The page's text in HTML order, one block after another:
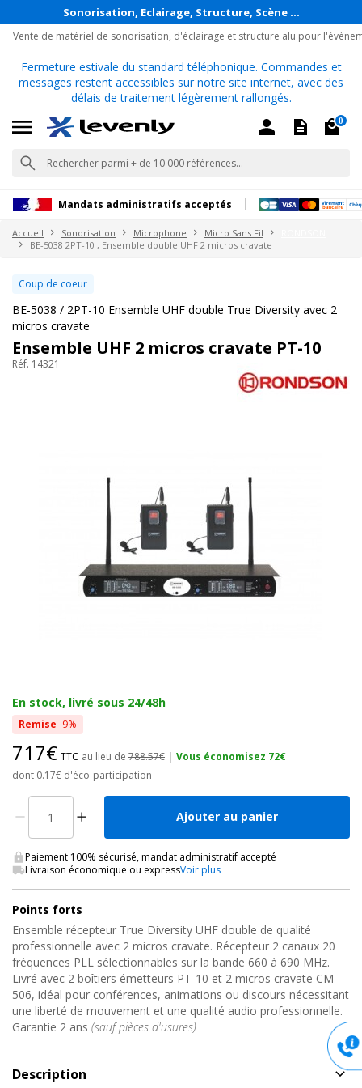
Sonorisation, Eclairage, Structure, Scène ...
Vente de matériel de sonorisation, d'éclairage et structure alu pour
Fermeture estivale du standard téléphonique. Commandes et
messages restent accessibles sur notre site internet, avec des
délais de traitement légèrement rallongés.
0
Mandats administratifs acceptés
Accueil Sonorisation Microphone Micro Sans Fil
BE-5038 2PT-10 , Ensemble double UHF 2 micros cravate
Coup de coeur
BE-5038 / 2PT-10 Ensemble UHF double True Diversity avec 2
micros cravate
Ensemble UHF 2 micros cravate PT-10
Réf. 14321
En stock, livré sous 24/48h
Remise -9%
717€ TTC au lieu de 788.57€ | Vous économisez 72€
dont 0.17€ d'éco-participation
Ajouter au panier
Paiement 100% sécurisé, mandat administratif accepté
Livraison économique ou expressVoir plus
Points forts
Ensemble récepteur True Diversity UHF double de qualité
professionnelle avec 2 micros cravate. Récepteur 2 canaux 20
fréquences PLL sélectionnables sur la bande 660 à 690 MHz.
Livré avec 2 boîtiers émetteurs PT-10 et 2 micros cravate CM-
506, idéal pour conférences, animations ou discours nécessitant
une liberté de mouvement et une qualité audio professionnelle.
Garantie 2 ans (sauf pièces d'usures)
Description